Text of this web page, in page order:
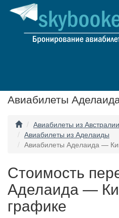
Авиабилеты
Авиабилеты из Австралии
Авиабилеты из Аделаиды
Авиабилеты Аделаида —
Стоимость
Аделаида —
графике